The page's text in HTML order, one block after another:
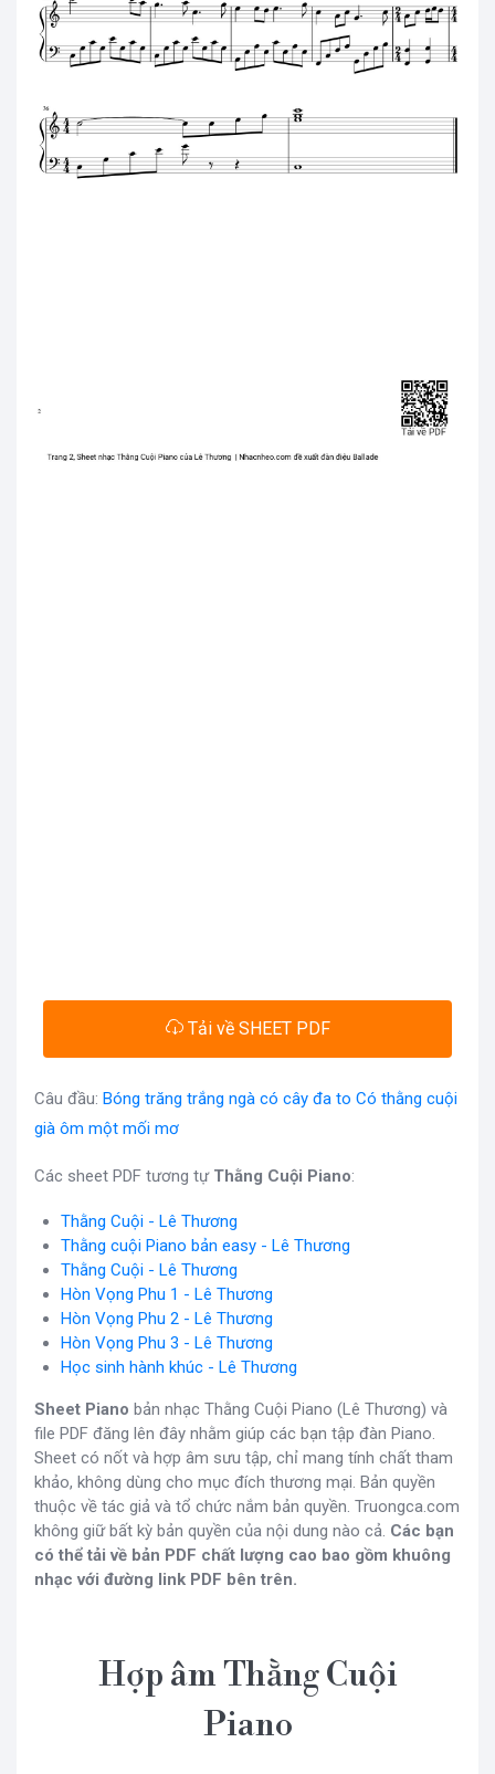
Tải về SHEET PDF
Câu đầu: Bóng trăng trắng ngà có cây đa to Có thằng cuội
già ôm một mối mơ
Các sheet PDF tương tự Thằng Cuội Piano:
Thằng Cuội - Lê Thương
Thằng cuội Piano bản easy - Lê Thương
Thằng Cuội - Lê Thương
Hòn Vọng Phu 1 - Lê Thương
Hòn Vọng Phu 2 - Lê Thương
Hòn Vọng Phu 3 - Lê Thương
Học sinh hành khúc - Lê Thương
Sheet Piano bản nhạc Thằng Cuội Piano (Lê Thương) và
file PDF đăng lên đây nhằm giúp các bạn tập đàn Piano.
Sheet có nốt và hợp âm sưu tập, chỉ mang tính chất tham
khảo, không dùng cho mục đích thương mại. Bản quyền
thuộc về tác giả và tổ chức nắm bản quyền. Truongca.com
không giữ bất kỳ bản quyền của nội dung nào cả. Các bạn
có thể tải về bản PDF chất lượng cao bao gồm khuông
nhạc với đường link PDF bên trên.
Hợp âm Thằng Cuội
Piano